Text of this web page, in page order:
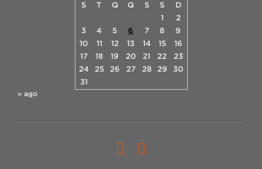
S T Q Q S S
D
1
2
3
4 5 6 7 8
9
10
11 12 13 14 15
16
17
18 19 20 21 22
23
24
25 26 27 28 29
30
31
« ago